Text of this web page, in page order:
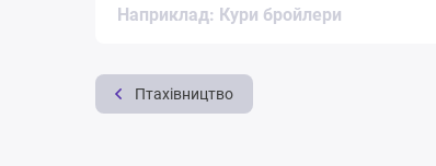
Птахівництво